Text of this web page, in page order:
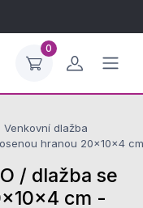
0
Venkovní dlažba
hranou 20x10x4
/ dlažba se
cm -